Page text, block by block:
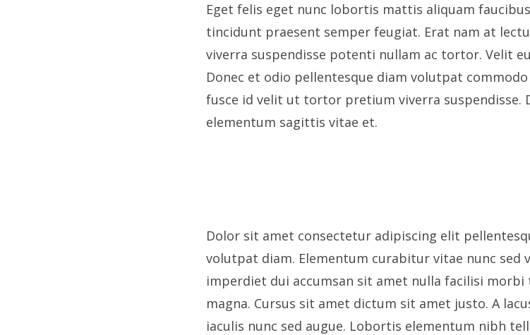
Eget felis eget nunc lobortis mattis aliquam
tincidunt praesent semper feugiat. Erat nam at
viverra suspendisse potenti nullam ac tortor. Velit
Donec et odio pellentesque diam volutpat
fusce id velit ut tortor pretium viverra suspendisse.
elementum sagittis vitae et.
Dolor sit amet consectetur adipiscing elit
volutpat diam. Elementum curabitur vitae nunc sed
imperdiet dui accumsan sit amet nulla facilisi
magna. Cursus sit amet dictum sit amet justo. A
iaculis nunc sed augue. Lobortis elementum nibh